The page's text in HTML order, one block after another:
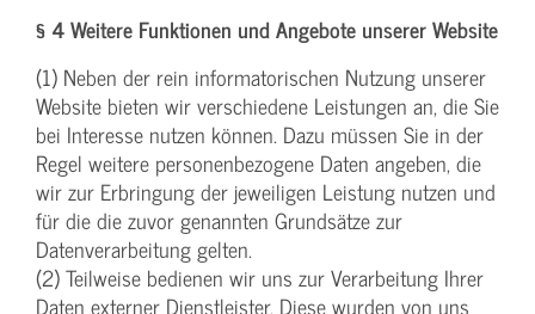
§ 4 Weitere Funktionen und Angebote unserer Website
(1) Neben der rein informatorischen Nutzung unserer
Website bieten wir verschiedene Leistungen an, die Sie
bei Interesse nutzen können. Dazu müssen Sie in der
Regel weitere personenbezogene Daten angeben, die
wir zur Erbringung der jeweiligen Leistung nutzen und
für die die zuvor genannten Grundsätze zur
Datenverarbeitung gelten.
(2) Teilweise bedienen wir uns zur Verarbeitung Ihrer
Daten externer Dienstleister. Diese wurden von uns